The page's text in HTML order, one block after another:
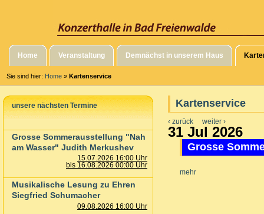
Home Veranstaltung Demnächst in unserem Haus
Sie sind hier: Home» Kartenservice
unsere nächsten Termine
Grosse Sommerausstellung "Nah
am Wasser" Judith Merkushev
15.07.2026 16:00 Uhr
bis 16.08.2026 00:00 Uhr
Musikalische Lesung zu Ehren
Siegfried Schumacher
09.08.2026 16:00 Uhr
Kartenservice
‹ zurück weiter ›
31 Jul 2026
Grosse
mehr